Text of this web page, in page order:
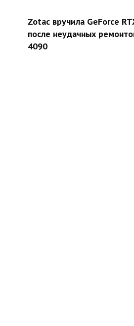
Zotac вручила GeForce
после неудачных
4090